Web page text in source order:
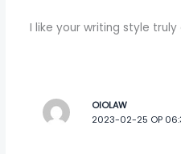
I like your writing style
OIOLAW
2023-02-25 OP